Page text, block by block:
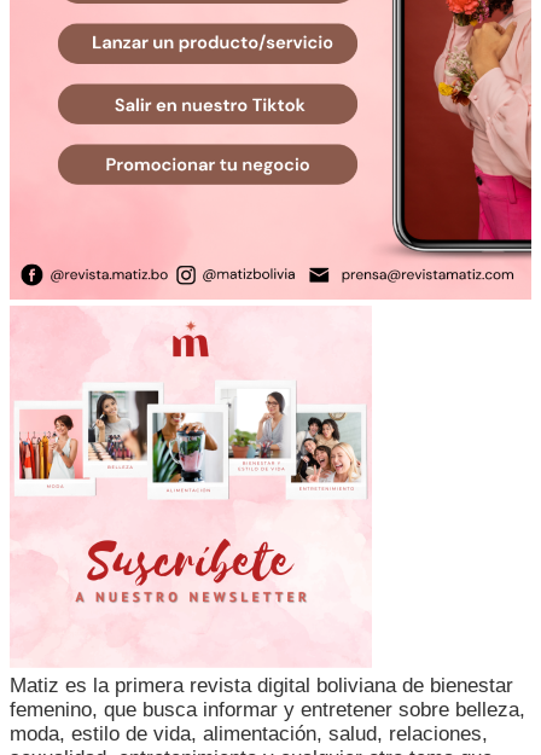
Matiz es la primera revista digital boliviana de bienestar
femenino, que busca informar y entretener sobre belleza,
moda, estilo de vida, alimentación, salud, relaciones,